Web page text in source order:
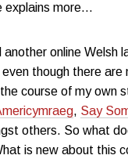
explains more…
online Welsh
though there are
course of my own
, Say
others. So what
is new about this